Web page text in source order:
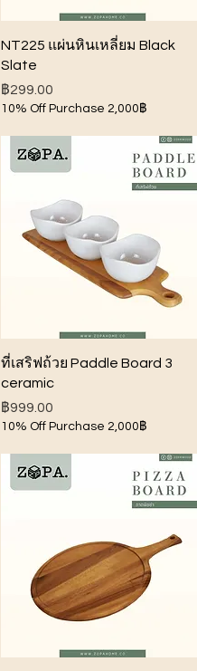
ดูข้อมูลด่วน
NT225 แผ่นหินเหลี่ยม Black
Slate
ราคา
฿299.00
10% Off Purchase 2,000฿
ดูข้อมูลด่วน
ที่เสริฟถ้วย Paddle Board 3
ceramic
ราคา
฿999.00
10% Off Purchase 2,000฿